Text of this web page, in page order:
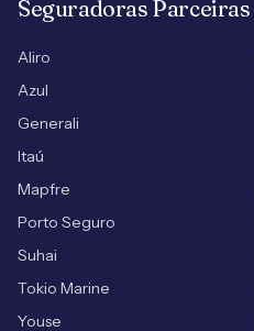
Seguradoras Parceiras
Aliro
Azul
Generali
Itaú
Mapfre
Porto Seguro
Suhai
Tokio Marine
Youse